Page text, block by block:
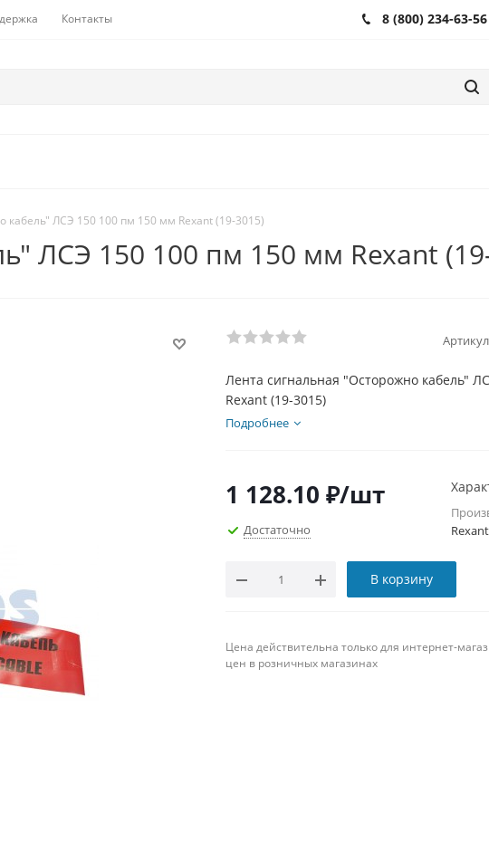
Контакты 8 (800) 234-63-56
кабель" ЛСЭ 150 100 пм 150 мм Rexant (19-3015)
ЛСЭ 150 100 пм 150 мм Rexant
Лента сигнальная "Осторожно кабель"
Rexant (19-3015)
Подробнее
1 128.10 ₽/шт
Достаточно
В корзину
Цена действительна только для интернет-
цен в розничных магазинах